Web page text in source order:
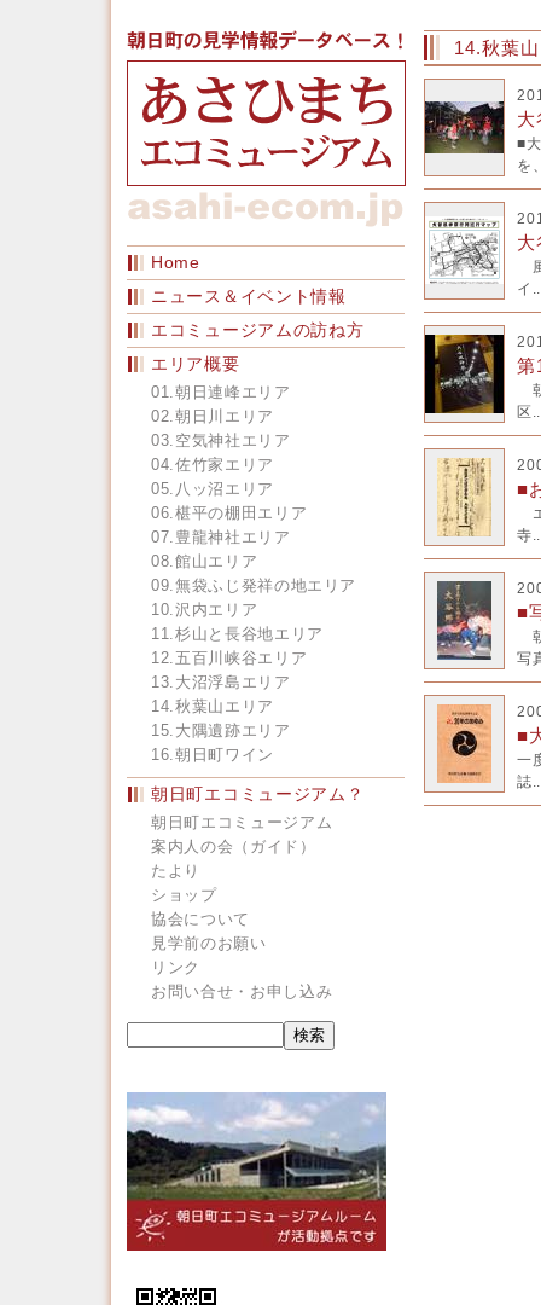
Home
ニュース＆イベント情報
エコミュージアムの訪ね方
エリア概要
01.朝日連峰エリア
02.朝日川エリア
03.空気神社エリア
04.佐竹家エリア
05.八ッ沼エリア
06.椹平の棚田エリア
07.豊龍神社エリア
08.館山エリア
09.無袋ふじ発祥の地エリア
10.沢内エリア
11.杉山と長谷地エリア
12.五百川峡谷エリア
13.大沼浮島エリア
14.秋葉山エリア
15.大隅遺跡エリア
16.朝日町ワイン
朝日町エコミュージアム？
朝日町エコミュージアム
案内人の会（ガイド）
たより
ショップ
協会について
見学前のお願い
リンク
お問い合せ・お申し込み
14.秋葉
大
■
を
大
イ..
第
区..
■
寺..
■
写
■
一
誌..